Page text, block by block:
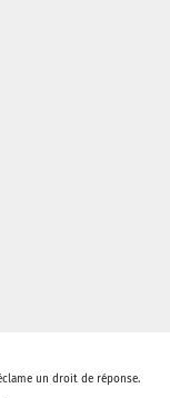
un droit de réponse.